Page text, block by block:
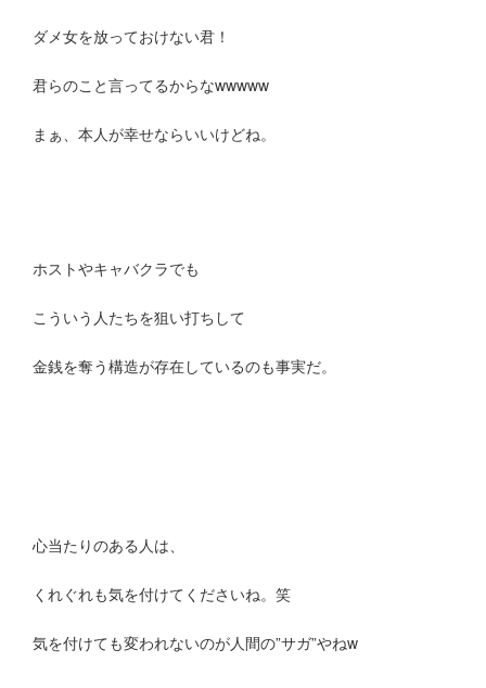
ダメ女を放っておけない君！
君らのこと言ってるからなwwwww
まぁ、本人が幸せならいいけどね。
ホストやキャバクラでも
こういう人たちを狙い打ちして
金銭を奪う構造が存在しているのも事実だ。
心当たりのある人は、
くれぐれも気を付けてくださいね。笑
気を付けても変われないのが人間の”サガ”やねw